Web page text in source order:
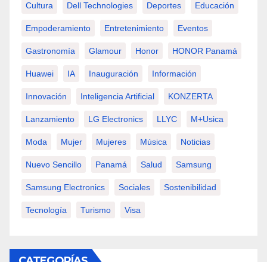
Cultura Dell Technologies Deportes Educación
Empoderamiento Entretenimiento Eventos
Gastronomía Glamour Honor HONOR Panamá
Huawei IA Inauguración Información
Innovación Inteligencia Artificial KONZERTA
Lanzamiento LG Electronics LLYC M+usica
Moda Mujer Mujeres Música Noticias
Nuevo Sencillo Panamá Salud Samsung
Samsung Electronics Sociales Sostenibilidad
Tecnología Turismo Visa